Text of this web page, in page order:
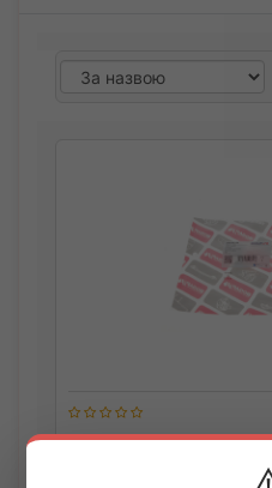
BOGAP A1929101
Хомут системи